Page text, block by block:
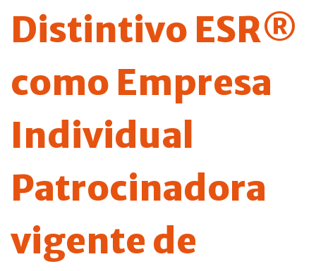
Distintivo ESR®
como Empresa
Individual
Patrocinadora
vigente de